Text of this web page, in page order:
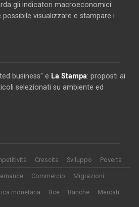
gli indicatori macroeconomici:
visualizzare e stampare i
business" e La Stampa: proposti ai
selezionati su ambiente ed
Crescita Sviluppo Povertà
Commercio Migrazioni
monetaria Bce Banche Mercati